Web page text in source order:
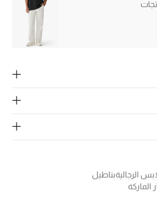
الرجاليةبناطيل